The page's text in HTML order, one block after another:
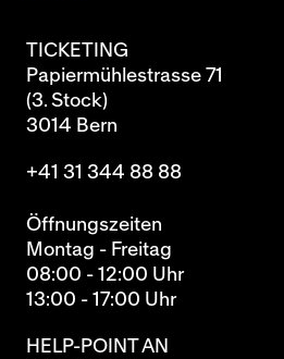
TICKETING
Papiermühlestrasse 71
(3. Stock)
3014 Bern
+41 31 344 88 88
Öffnungszeiten
Montag - Freitag
08:00 - 12:00 Uhr
13:00 - 17:00 Uhr
HELP-POINT AN